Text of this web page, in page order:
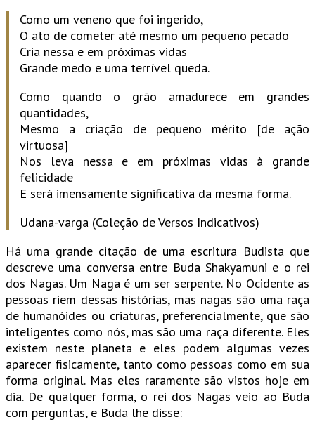
Como um veneno que foi ingerido,
O ato de cometer até mesmo um pequeno pecado
Cria nessa e em próximas vidas
Grande medo e uma terrível queda.
Como quando o grão amadurece em grandes
quantidades,
Mesmo a criação de pequeno mérito [de ação
virtuosa]
Nos leva nessa e em próximas vidas à grande
felicidade
E será imensamente significativa da mesma forma.
Udana-varga (Coleção de Versos Indicativos)
Há uma grande citação de uma escritura Budista que
descreve uma conversa entre Buda Shakyamuni e o rei
dos Nagas. Um Naga é um ser serpente. No Ocidente as
pessoas riem dessas histórias, mas nagas são uma raça
de humanóides ou criaturas, preferencialmente, que são
inteligentes como nós, mas são uma raça diferente. Eles
existem neste planeta e eles podem algumas vezes
aparecer fisicamente, tanto como pessoas como em sua
forma original. Mas eles raramente são vistos hoje em
dia. De qualquer forma, o rei dos Nagas veio ao Buda
com perguntas, e Buda lhe disse: